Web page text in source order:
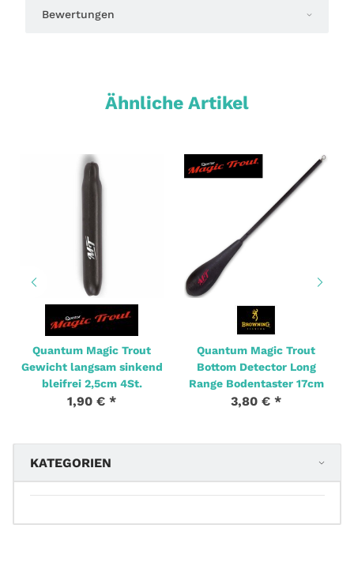
Bewertungen
Ähnliche Artikel
Quantum Magic Trout
Gewicht langsam sinkend
bleifrei 2,5cm 4St.
1,90 € *
Quantum Magic Trout
Bottom Detector Long
Range Bodentaster 17cm
3,80 € *
KATEGORIEN